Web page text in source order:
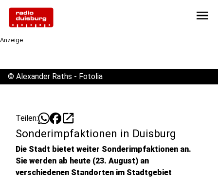
menu
Anzeige
© Alexander Raths - Fotolia
Teilen: open_in_new
Sonderimpfaktionen in Duisburg
Die Stadt bietet weiter Sonderimpfaktionen an.
Sie werden ab heute (23. August) an
verschiedenen Standorten im Stadtgebiet